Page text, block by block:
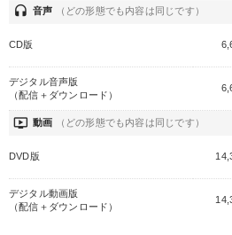
headset 音声 （どの形態でも内容は同じです）
CD版
デジタル音声版
（配信＋ダウンロード）
ondemand_video 動画 （どの形態でも内容は同じです）
DVD版
デジタル動画版
（配信＋ダウンロード）